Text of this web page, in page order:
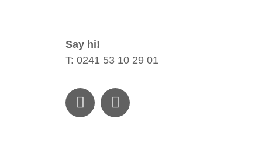
Say hi!
T: 0241 53 10 29 01